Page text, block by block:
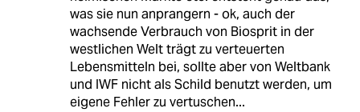
was sie nun anprangern - ok, auch der
wachsende Verbrauch von Biosprit in der
westlichen Welt trägt zu verteuerten
Lebensmitteln bei, sollte aber von Weltbank
und IWF nicht als Schild benutzt werden, um
eigene Fehler zu vertuschen...